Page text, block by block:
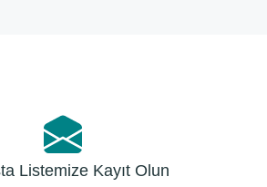
Listemize Kayıt Olun